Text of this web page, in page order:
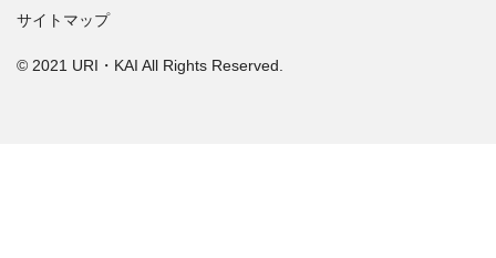
サイトマップ
© 2021 URI・KAI All Rights Reserved.